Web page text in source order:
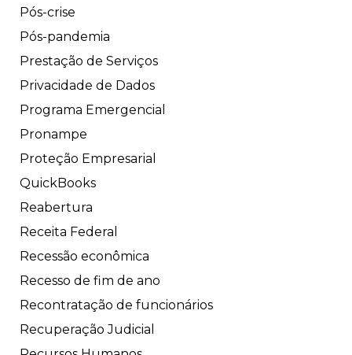
Pós-crise
Pós-pandemia
Prestação de Serviços
Privacidade de Dados
Programa Emergencial
Pronampe
Proteção Empresarial
QuickBooks
Reabertura
Receita Federal
Recessão econômica
Recesso de fim de ano
Recontratação de funcionários
Recuperação Judicial